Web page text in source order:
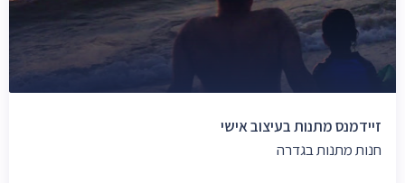
זיידמנס מתנות בעיצוב אישי
חנות מתנות בגדרה